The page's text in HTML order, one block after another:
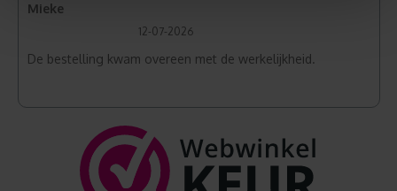
Mieke
12-07-2026
De bestelling kwam overeen met de werkelijkheid.